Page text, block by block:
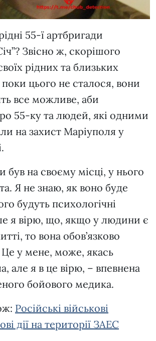
55-ї артбригади
Звісно ж, скорішого
рідних та близьких
цього не сталося, вони
все можливе, аби
55-ку та людей, які одними
на захист Маріуполя у
був на своєму місці, у нього
Я не знаю, як воно буде
будуть психологічні
я вірю, що, якщо у людини є
то вона обов’язково
Це у мене, може, якась
але я в це вірю, – впевнена
бойового медика.
Російські військові
дії на території ЗАЕС